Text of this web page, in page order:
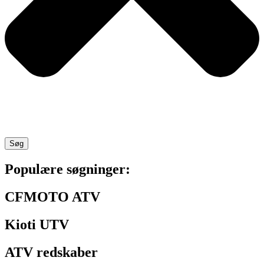
Søg
Populære søgninger:
CFMOTO ATV
Kioti UTV
ATV redskaber